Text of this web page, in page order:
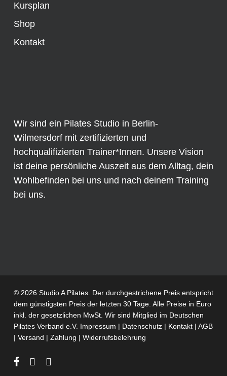
Kursplan
Shop
Kontakt
Wir sind ein Pilates Studio in Berlin-
Wilmersdorf mit zertifizierten und
hochqualifizierten Trainer*Innen. Unsere Vision
ist deine persönliche Auszeit aus dem Alltag, dein
Wohlbefinden bei uns und nach deinem Training
bei uns.
© 2026 Studio A Pilates. Der durchgestrichene Preis entspricht
dem günstigsten Preis der letzten 30 Tage. Alle Preise in Euro
inkl. der gesetzlichen MwSt. Wir sind Mitglied im Deutschen
Pilates Verband e.V. Impressum | Datenschutz| Kontakt| AGB
| Versand | Zahlung | Widerrufsbelehrung
facebookphoneemail